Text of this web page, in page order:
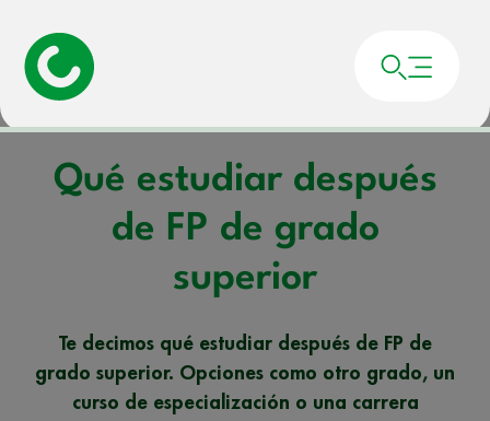
Portada»
Qué estudiar después
de FP de grado
superior
Te decimos qué estudiar después de FP de
grado superior. Opciones como otro grado, un
curso de especialización o una carrera